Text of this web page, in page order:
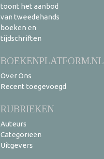
toont het aanbod
van tweedehands
boeken en
tijdschriften
BOEKENPLATFORM.NL
Over Ons
Recent toegevoegd
RUBRIEKEN
Auteurs
Categorieën
Uitgevers